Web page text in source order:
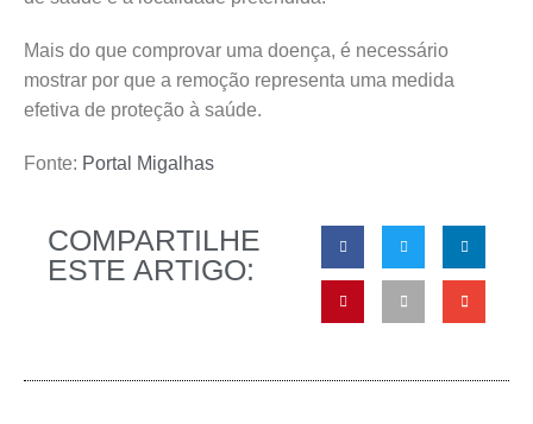
Mais do que comprovar uma doença, é necessário
mostrar por que a remoção representa uma medida
efetiva de proteção à saúde.
Fonte: Portal Migalhas
COMPARTILHE
ESTE ARTIGO: